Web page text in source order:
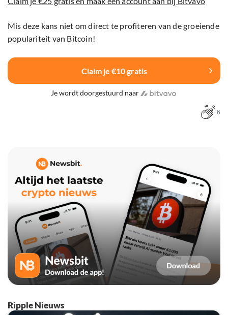
Mis deze kans niet om direct te profiteren van de groeiende
populariteit van Bitcoin!
Claim je €10 gratis
Je wordt doorgestuurd naar
6
Ripple Nieuws